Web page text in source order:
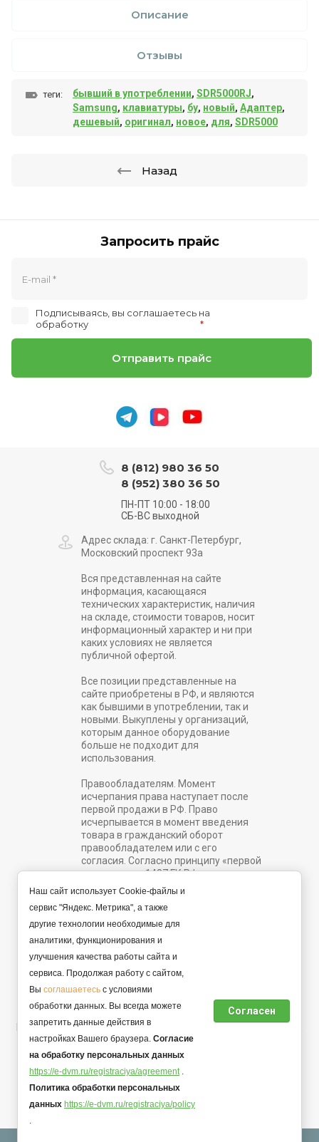
Описание
Отзывы
теги: бывший в употреблении, SDR5000RJ,
Samsung, клавиатуры, бу, новый, Адаптер,
дешевый, оригинал, новое, для, SDR5000
Назад
Запросить прайс
Подписываясь, вы соглашаетесь на
обработку
*
Отправить прайс
© 2022 - 2026 Интернет магазин. Все права защищены.
Продавец ИП Аксенов Михаил Александрович, ОГРНИП
323510000003104.
Политика конфиденциальности персональной информации,
договор оферты.
8 (812) 980 36 50
8 (952) 380 36 50
ПН-ПТ 10:00 - 18:00
СБ-ВС выходной
Адрес склада: г. Санкт-Петербург,
Московский проспект 93а
Вся представленная на сайте
информация, касающаяся
технических характеристик, наличия
на складе, стоимости товаров, носит
информационный характер и ни при
каких условиях не является
публичной офертой.
Все позиции представленные на
сайте приобретены в РФ, и являются
как бывшими в употреблении, так и
новыми. Выкуплены у организаций,
которым данное оборудование
больше не подходит для
использования.
Правообладателям. Момент
исчерпания права наступает после
первой продажи в РФ. Право
исчерпывается в момент введения
товара в гражданский оборот
правообладателем или с его
согласия. Согласно принципу «первой
продажи» ст. 1487 ГК РФ.
e-dvm@list.ru
Задать вопрос
Мегагрупп.ру
Наш сайт использует Cookie-файлы и
сервис "Яндекс. Метрика", а также
другие технологии необходимые для
аналитики, функционирования и
улучшения качества работы сайта и
сервиса. Продолжая работу с сайтом,
Вы соглашаетесь с условиями
обработки данных. Вы всегда можете
запретить данные действия в
настройках Вашего браузера. Согласие
на обработку персональных данных
https://e-dvm.ru/registraciya/agreement.
Политика обработки персональных
данных https://e-dvm.ru/registraciya/policy
.
Согласен